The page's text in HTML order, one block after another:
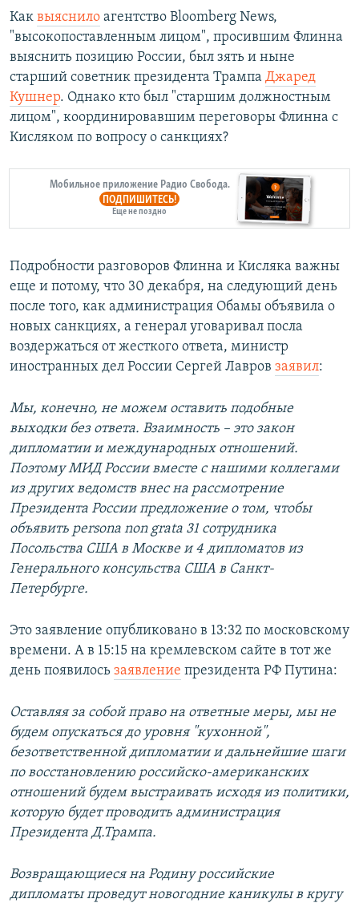
Как выяснило агентство Bloomberg News,
"высокопоставленным лицом", просившим Флинна
выяснить позицию России, был зять и ныне
старший советник президента Трампа Джаред
Кушнер. Однако кто был "старшим должностным
лицом", координировавшим переговоры Флинна с
Кисляком по вопросу о санкциях?
Мобильное приложение Радио Свобода.
ПОДПИШИТЕСЬ!
Еще не поздно
Подробности разговоров Флинна и Кисляка важны
еще и потому, что 30 декабря, на следующий день
после того, как администрация Обамы объявила о
новых санкциях, а генерал уговаривал посла
воздержаться от жесткого ответа, министр
иностранных дел России Сергей Лавров заявил:
Мы, конечно, не можем оставить подобные
выходки без ответа. Взаимность – это закон
дипломатии и международных отношений.
Поэтому МИД России вместе с нашими коллегами
из других ведомств внес на рассмотрение
Президента России предложение о том, чтобы
объявить persona non grata 31 сотрудника
Посольства США в Москве и 4 дипломатов из
Генерального консульства США в Санкт-
Петербурге.
Это заявление опубликовано в 13:32 по московскому
времени. А в 15:15 на кремлевском сайте в тот же
день появилось заявление президента РФ Путина:
Оставляя за собой право на ответные меры, мы не
будем опускаться до уровня "кухонной",
безответственной дипломатии и дальнейшие шаги
по восстановлению российско-американских
отношений будем выстраивать исходя из политики,
которую будет проводить администрация
Президента Д.Трампа.
Возвращающиеся на Родину российские
дипломаты проведут новогодние каникулы в кругу